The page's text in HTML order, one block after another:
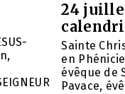
24
Sainte
en
évêque de
Pavace,